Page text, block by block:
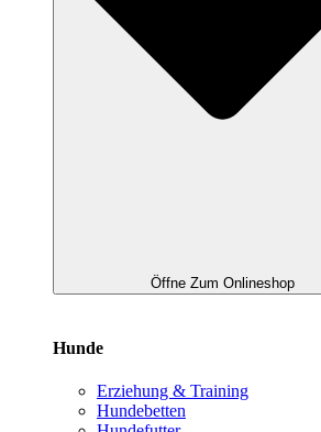
Öffne Zum Onlineshop
Hunde
Erziehung & Training
Hundebetten